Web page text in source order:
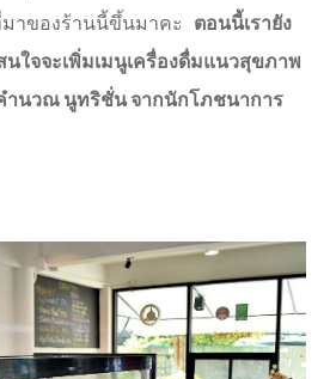
าของร้านนี้ขึ้นมาคะ ตอนนี้เรายัง
นใจจะเพิ่มเมนูเครื่องดื่มแนวสุขภาพ
ำนวณ นูทริชั่น จากนักโภชนาการ